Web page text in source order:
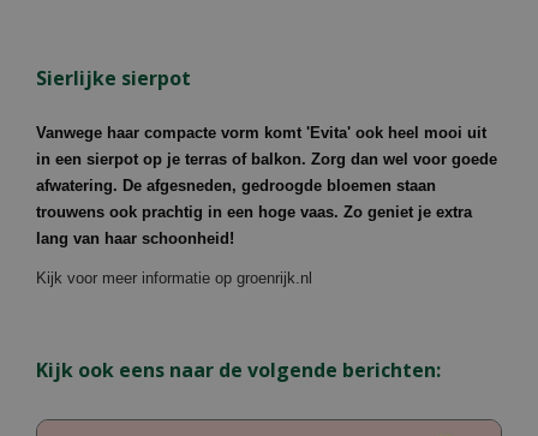
Sierlijke sierpot
Vanwege haar compacte vorm komt 'Evita' ook heel mooi uit
in een sierpot op je terras of balkon. Zorg dan wel voor goede
afwatering. De afgesneden, gedroogde bloemen staan
trouwens ook prachtig in een hoge vaas. Zo geniet je extra
lang van haar schoonheid!
Kijk voor meer informatie op groenrijk.nl
Kijk ook eens naar de volgende berichten: